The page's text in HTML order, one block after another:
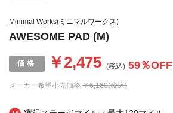
Minimal Works(ミニマルワークス)
AWESOME PAD (M)
メーカー希望小売価格 ￥6,160(税込)
￥2,475 (税込) 59％OFF